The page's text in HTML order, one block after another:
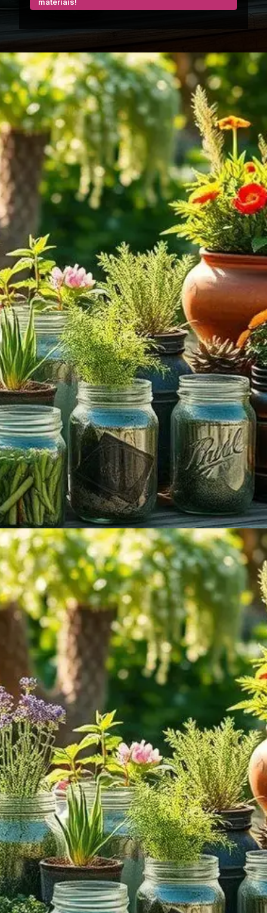
materiais!